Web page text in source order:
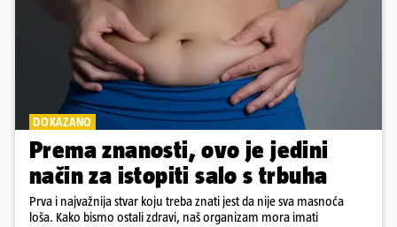
DOKAZANO
Prema znanosti, ovo je jedini
način za istopiti salo s trbuha
Prva i najvažnija stvar koju treba znati jest da nije sva masnoća
loša. Kako bismo ostali zdravi, naš organizam mora imati